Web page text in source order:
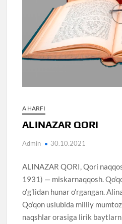
A HARFI
ALINAZAR QORI
Admin 30.10.2021
ALINAZAR QORI, Qori
1931) — miskarnaqqosh.
o’g’lidan hunar o’rgangan.
Qo’qon uslubida milliy
naqshlar orasiga lirik